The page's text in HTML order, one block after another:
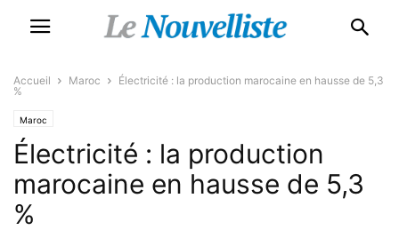
Accueil Maroc
Électricité : la production marocaine en hausse de 5,3
%
Maroc
Électricité : la production
marocaine en hausse de 5,3
%